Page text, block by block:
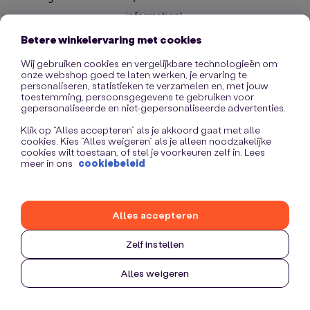
information).
Betere winkelervaring met cookies
Wij gebruiken cookies en vergelijkbare technologieën om
onze webshop goed te laten werken, je ervaring te
personaliseren, statistieken te verzamelen en, met jouw
toestemming, persoonsgegevens te gebruiken voor
gepersonaliseerde en niet-gepersonaliseerde advertenties.
Klik op “Alles accepteren” als je akkoord gaat met alle
cookies. Kies “Alles weigeren” als je alleen noodzakelijke
cookies wilt toestaan, of stel je voorkeuren zelf in. Lees
meer in ons cookiebeleid
Zelf instellen
Alles weigeren
Alles accepteren